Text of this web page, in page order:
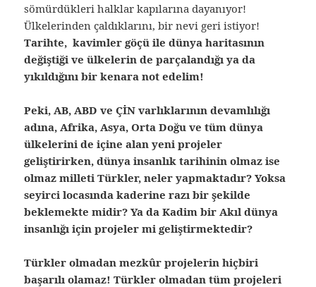
sömürdükleri halklar kapılarına dayanıyor!
Ülkelerinden çaldıklarını, bir nevi geri istiyor!
Tarihte, kavimler göçü ile dünya haritasının
değiştiği ve ülkelerin de parçalandığı ya da
yıkıldığını bir kenara not edelim!
Peki, AB, ABD ve ÇİN varlıklarının devamlılığı
adına, Afrika, Asya, Orta Doğu ve tüm dünya
ülkelerini de içine alan yeni projeler
geliştirirken, dünya insanlık tarihinin olmaz ise
olmaz milleti Türkler, neler yapmaktadır? Yoksa
seyirci locasında kaderine razı bir şekilde
beklemekte midir? Ya da Kadim bir Akıl dünya
insanlığı için projeler mi geliştirmektedir?
Türkler olmadan mezkûr projelerin hiçbiri
başarılı olamaz! Türkler olmadan tüm projeleri